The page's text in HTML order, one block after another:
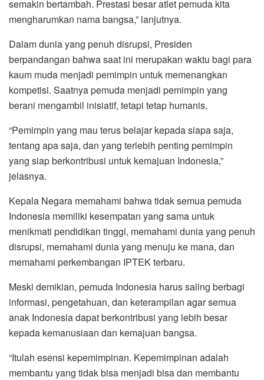
semakin bertambah. Prestasi besar atlet pemuda kita
mengharumkan nama bangsa,” lanjutnya.
Dalam dunia yang penuh disrupsi, Presiden
berpandangan bahwa saat ini merupakan waktu bagi para
kaum muda menjadi pemimpin untuk memenangkan
kompetisi. Saatnya pemuda menjadi pemimpin yang
berani mengambil inisiatif, tetapi tetap humanis.
“Pemimpin yang mau terus belajar kepada siapa saja,
tentang apa saja, dan yang terlebih penting pemimpin
yang siap berkontribusi untuk kemajuan Indonesia,”
jelasnya.
Kepala Negara memahami bahwa tidak semua pemuda
Indonesia memiliki kesempatan yang sama untuk
menikmati pendidikan tinggi, memahami dunia yang penuh
disrupsi, memahami dunia yang menuju ke mana, dan
memahami perkembangan IPTEK terbaru.
Meski demikian, pemuda Indonesia harus saling berbagi
informasi, pengetahuan, dan keterampilan agar semua
anak Indonesia dapat berkontribusi yang lebih besar
kepada kemanusiaan dan kemajuan bangsa.
“Itulah esensi kepemimpinan. Kepemimpinan adalah
membantu yang tidak bisa menjadi bisa dan membantu